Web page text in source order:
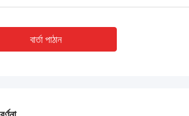
বার্তা পাঠান